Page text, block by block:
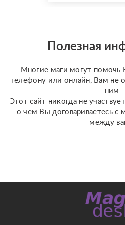
конкретную
Таро
Полезная
Многие маги могут помочь
телефону или онлайн, Вам не
ним
Этот сайт никогда не
о чем Вы договариваетесь с
между